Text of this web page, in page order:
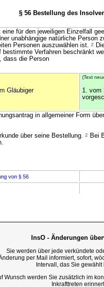
§ 56 Bestellung des
für den jeweiligen Einzelfall
unabhängige natürliche Person
Personen auszuwählen ist. 2
bestimmte Verfahren beschränkt
dass die Person
Gläubiger
(Text
1. vom
in allgemeiner Form
über seine Bestellung. 2
Bei
von § 56
InsO - Änderungen
Sie werden über jede verkündete
per Mail informiert, sofort,
Intervall, das Sie gewählt
Wunsch werden Sie zusätzlich im
Inkrafttreten